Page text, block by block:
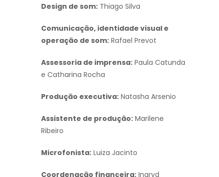
Design de som: Thiago Silva
Comunicação, identidade visual e
operação de som: Rafael Prevot
Assessoria de imprensa: Paula Catunda
e Catharina Rocha
Produção executiva: Natasha Arsenio
Assistente de produção: Marilene
Ribeiro
Microfonista: Luiza Jacinto
Coordenação financeira: Ingryd